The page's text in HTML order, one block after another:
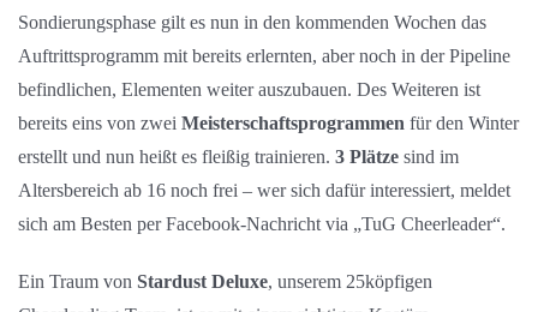
Sondierungsphase gilt es nun in den kommenden Wochen das
Auftrittsprogramm mit bereits erlernten, aber noch in der Pipeline
befindlichen, Elementen weiter auszubauen. Des Weiteren ist
bereits eins von zwei Meisterschaftsprogrammen für den Winter
erstellt und nun heißt es fleißig trainieren. 3 Plätzesind im
Altersbereich ab 16 noch frei – wer sich dafür interessiert, meldet
sich am Besten per Facebook-Nachricht via „TuG Cheerleader“.
Ein Traum von Stardust Deluxe, unserem 25köpfigen